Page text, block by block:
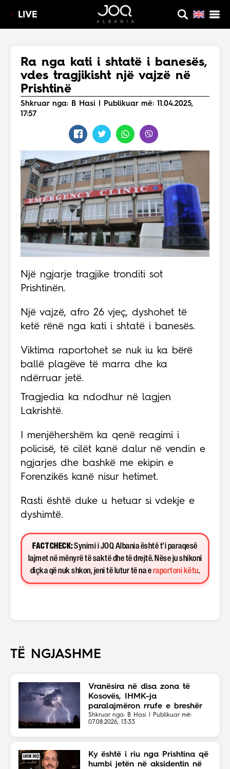
LIVE
Ra nga kati i shtatë i banesës,
vdes tragjikisht një vajzë në
Prishtinë
Shkruar nga: B Hasi | Publikuar më: 11.04.2025,
17:57
Një ngjarje tragjike tronditi sot
Prishtinën.
Një vajzë, afro 26 vjeç, dyshohet të
ketë rënë nga kati i shtatë i banesës.
Viktima raportohet se nuk iu ka bërë
ballë plagëve të marra dhe ka
ndërruar jetë.
Tragjedia ka ndodhur në lagjen
Lakrishtë.
I menjëhershëm ka qenë reagimi i
policisë, të cilët kanë dalur në vendin e
ngjarjes dhe bashkë me ekipin e
Forenzikës kanë nisur hetimet.
Rasti është duke u hetuar si vdekje e
dyshimtë.
FACT CHECK:Synimi i JOQ Albania është t’i paraqesë
lajmet në mënyrë të saktë dhe të drejtë. Nëse ju shikoni
diçka që nuk shkon, jeni të lutur të na e raportoni këtu.
TË NGJASHME
Vranësira në disa zona të
Kosovës, IHMK-ja
paralajmëron rrufe e breshër
Shkruar nga: B Hasi | Publikuar më:
07.08.2026, 13:33
Ky është i riu nga Prishtina që
humbi jetën në aksidentin në